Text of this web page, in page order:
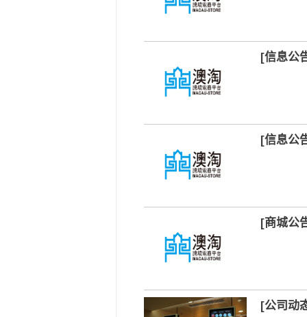
[信息公
[信息公
[商城公
[公司动